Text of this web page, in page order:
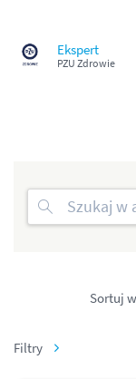
Ekspert
PZU Zdrowie
Sortuj
Filtry